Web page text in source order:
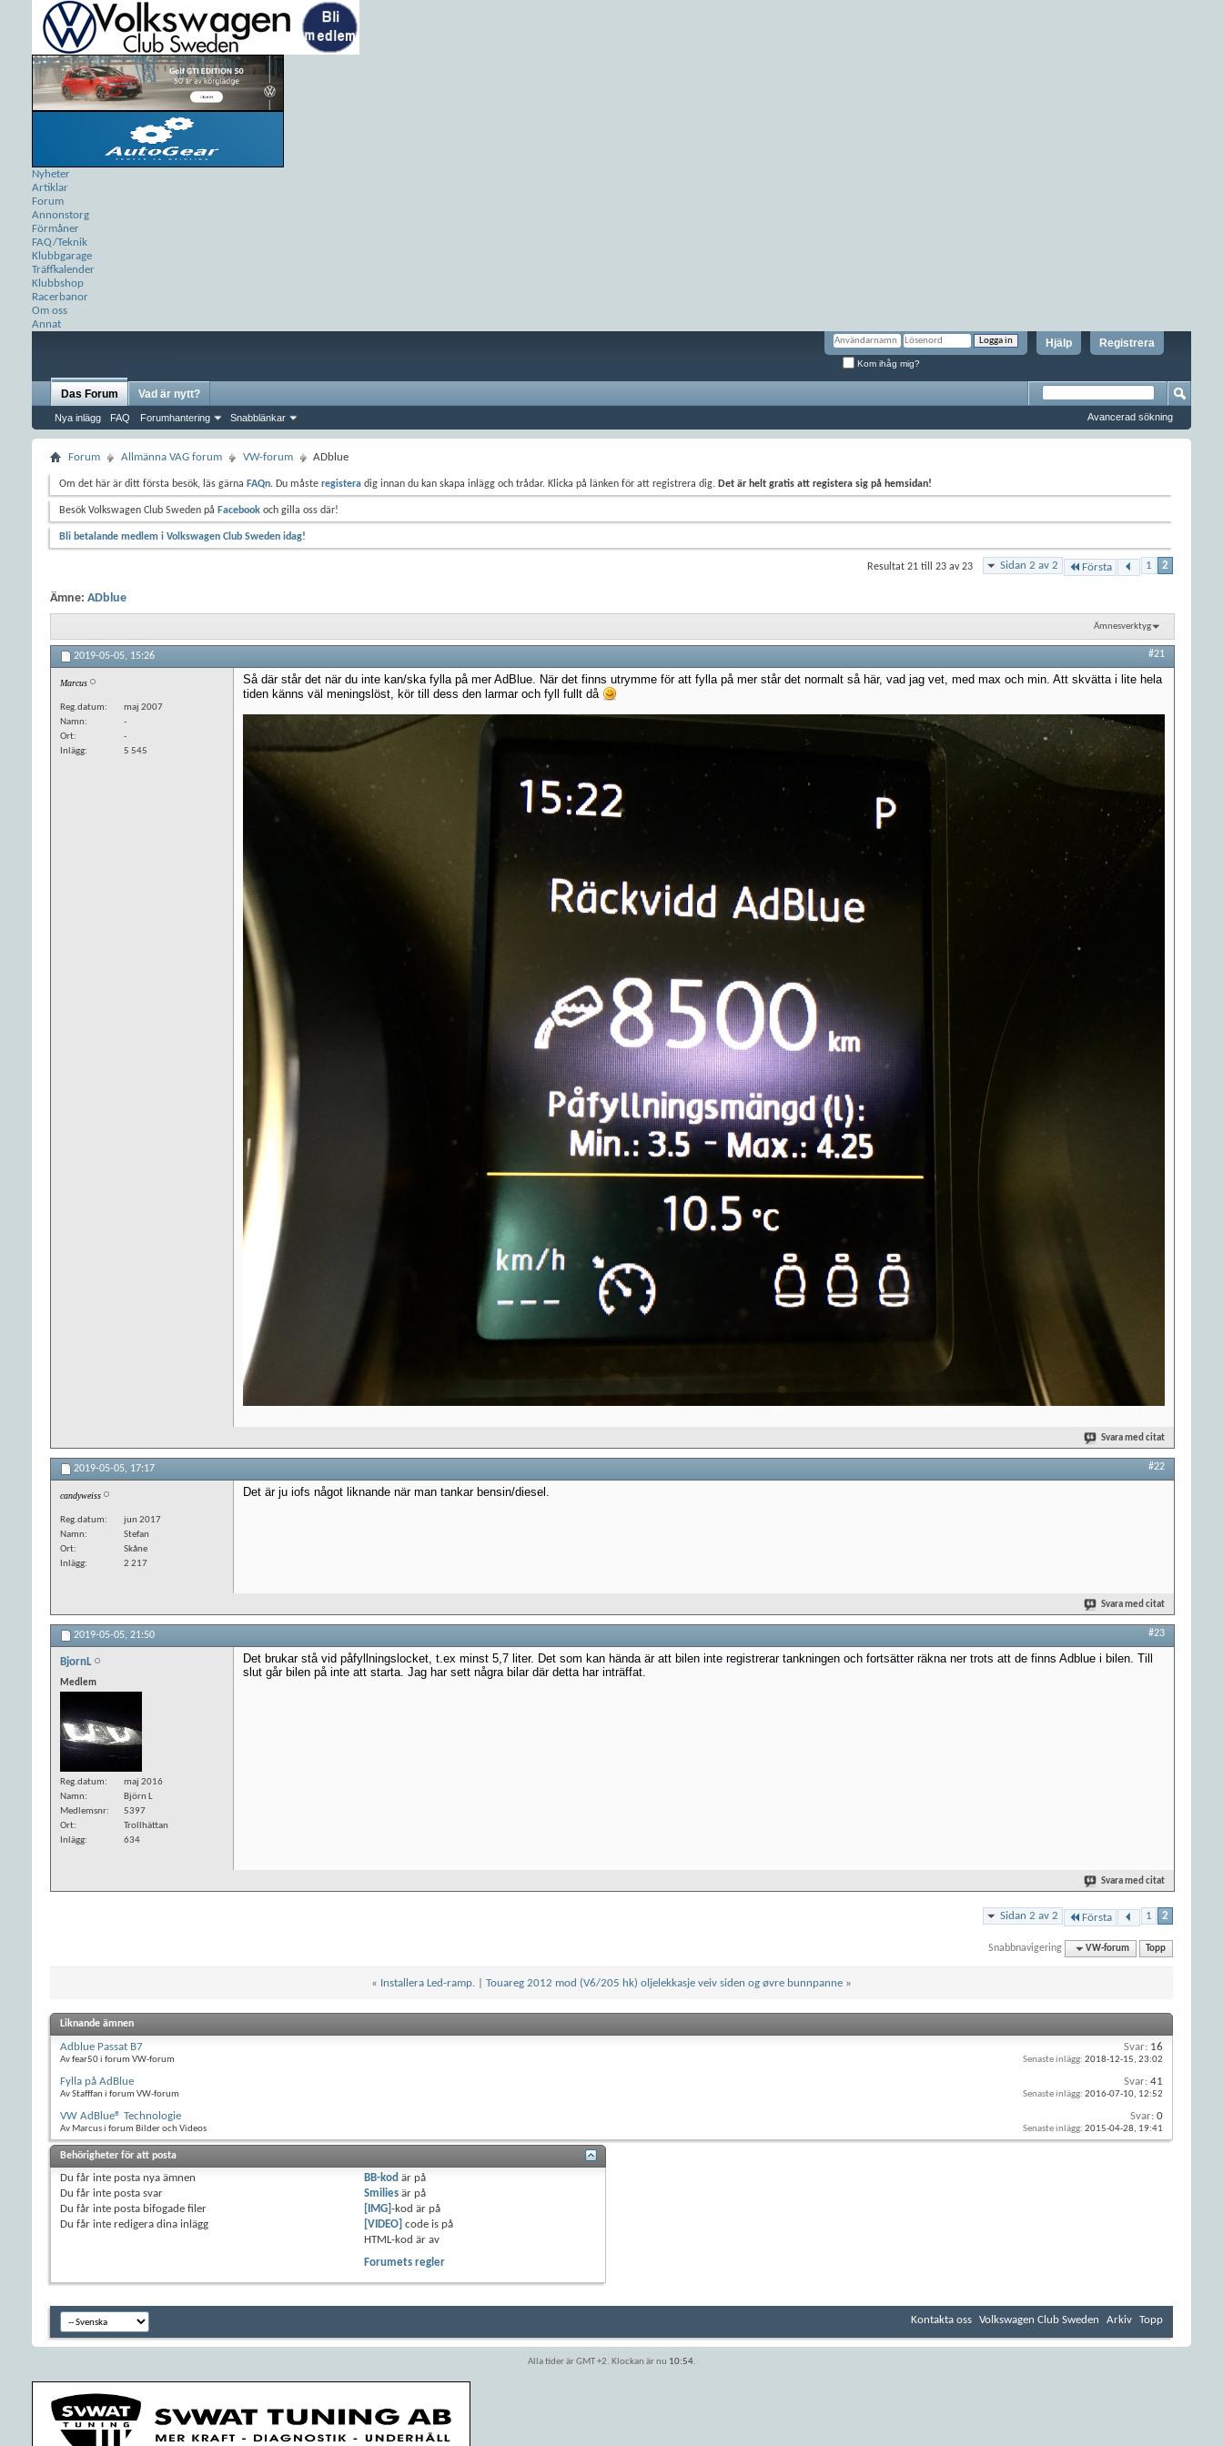
Nyheter
Artiklar
Forum
Annonstorg
Förmåner
FAQ/Teknik
Klubbgarage
Träffkalender
Klubbshop
Racerbanor
Om oss
Annat
Registrera
Hjälp
Kom ihåg mig?
Das Forum
Nya inlägg FAQ Forumhantering Snabblänkar
Vad är nytt?
Avancerad sökning
Forum Allmänna VAG forum VW-forum ADblue
Om det här är ditt första besök, läs gärna FAQn. Du måste registera dig innan du kan skapa inlägg och trådar. Klicka på länken för att registrera dig. Det är helt gratis att registera sig på hemsidan!
Besök Volkswagen Club Sweden på Facebook och gilla oss där!
Bli betalande medlem i Volkswagen Club Sweden idag!
Sidan 2 av 2 Första 1 2
Resultat 21 till 23 av 23
Ämne: ADblue
Ämnesverktyg
2019-05-05, 15:26 #21
Marcus
Reg.datum
maj 2007
Namn
-
Ort
-
Inlägg
5 545
Så där står det när du inte kan/ska fylla på mer AdBlue. När det finns utrymme för att fylla på mer står det normalt så här, vad jag vet, med max och min. Att skvätta i lite hela
tiden känns väl meningslöst, kör till dess den larmar och fyll fullt då
Svara med citat
2019-05-05, 17:17 #22
candyweiss
Reg.datum
jun 2017
Namn
Stefan
Ort
Skåne
Inlägg
2 217
Det är ju iofs något liknande när man tankar bensin/diesel.
Svara med citat
2019-05-05, 21:50 #23
BjornL
Medlem
Reg.datum
maj 2016
Namn
Björn L
Medlemsnr
5397
Ort
Trollhättan
Inlägg
634
Det brukar stå vid påfyllningslocket, t.ex minst 5,7 liter. Det som kan hända är att bilen inte registrerar tankningen och fortsätter räkna ner trots att de finns Adblue i bilen. Till
slut går bilen på inte att starta. Jag har sett några bilar där detta har inträffat.
Svara med citat
Sidan 2 av 2 Första 1 2
Snabbnavigering VW-forum Topp
« Installera Led-ramp. Touareg 2012 mod (V6/205 hk) oljelekkasje veiv siden og øvre bunnpanne »
Liknande ämnen
Adblue Passat B7
Av fear50 i forum VW-forum
Svar: 16
Senaste inlägg: 2018-12-15, 23:02
Fylla på AdBlue
Av Stafffan i forum VW-forum
Svar: 41
Senaste inlägg: 2016-07-10, 12:52
VW AdBlue® Technologie
Av Marcus i forum Bilder och Videos
Svar: 0
Senaste inlägg: 2015-04-28, 19:41
Behörigheter för att posta
Du får inte posta nya ämnen
Du får inte posta svar
Du får inte posta bifogade filer
Du får inte redigera dina inlägg
BB-kod är på
Smilies är på
[IMG]-kod är på
[VIDEO] code is på
HTML-kod ärav
Forumets regler
Kontakta oss Volkswagen Club Sweden Arkiv Topp
Alla tider är GMT +2. Klockan är nu 10:54.